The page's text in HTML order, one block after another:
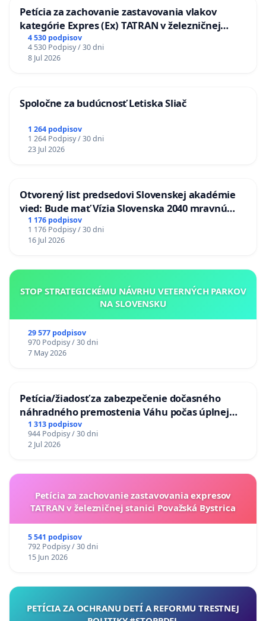
Petícia za zachovanie zastavovania vlakov
kategórie Expres (Ex) TATRAN v železničnej
stanici Púchov
4 530 podpisov
4 530 Podpisy / 30 dni
8 Jul 2026
Spoločne za budúcnosť Letiska Sliač
1 264 podpisov
1 264 Podpisy / 30 dni
23 Jul 2026
Otvorený list predsedovi Slovenskej akadémie
vied: Bude mať Vízia Slovenska 2040 mravnú
chrbticu?
1 176 podpisov
1 176 Podpisy / 30 dni
16 Jul 2026
STOP STRATEGICKÉMU NÁVRHU VETERNÝCH PARKOV
NA SLOVENSKU
29 577 podpisov
970 Podpisy / 30 dni
7 May 2026
Petícia/žiadosť za zabezpečenie dočasného
náhradného premostenia Váhu počas úplnej
uzávery Vážskeho mosta v Komárne
1 313 podpisov
944 Podpisy / 30 dni
2 Jul 2026
Petícia za zachovanie zastavovania expresov
TATRAN v železničnej stanici Považská Bystrica
5 541 podpisov
792 Podpisy / 30 dni
15 Jun 2026
PETÍCIA ZA OCHRANU DETÍ A REFORMU TRESTNEJ